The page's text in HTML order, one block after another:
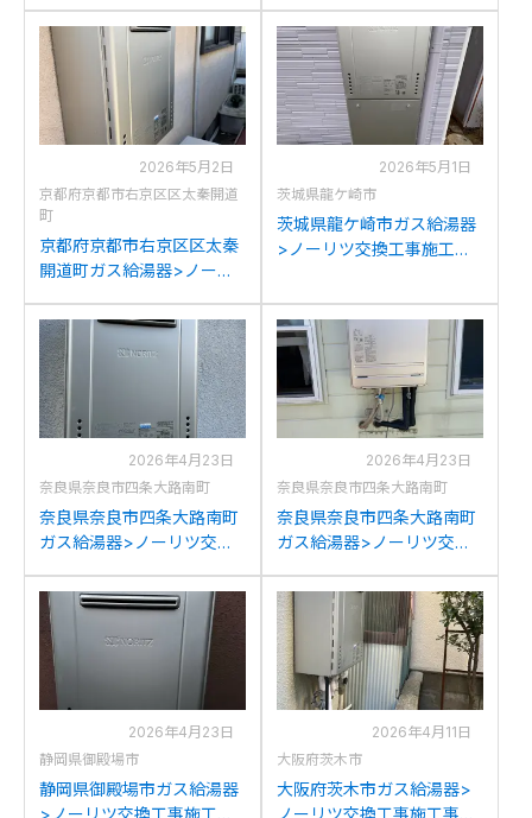
C2042SAWX-MBからノー
リツGT-C2072SAW BLへ
の交換
A2003SAW(A)からノーリ
ツGT-C2072SAW BLへの
交換
2026年5月2日
京都府京都市右京区区太秦開道
町
京都府京都市右京区区太秦
開道町ガス給湯器>ノーリ
リツGT-2428SAWXからノ
ーリツGT-C2072SAW BL
への交換
2026年5月1日
茨城県龍ケ崎市
茨城県龍ケ崎市ガス給湯器
>ノーリツ交換工事施工事
C2052SAWX-2からノーリ
ツGT-C2072SAW BLへの
交換
2026年4月23日
奈良県奈良市四条大路南町
奈良県奈良市四条大路南町
ガス給湯器>ノーリツ交換
GT-C2032SAWXからノー
リツGT-C2072SAW BLへ
の交換
2026年4月23日
奈良県奈良市四条大路南町
奈良県奈良市四条大路南町
ガス給湯器>ノーリツ交換
GT-C2032SAWXからノー
リツGT-C2072SAW BLへ
の交換
2026年4月23日
静岡県御殿場市
静岡県御殿場市ガス給湯器
>ノーリツ交換工事施工事
2026年4月11日
大阪府茨木市
大阪府茨木市ガス給湯器>
ノーリツ交換工事施工事